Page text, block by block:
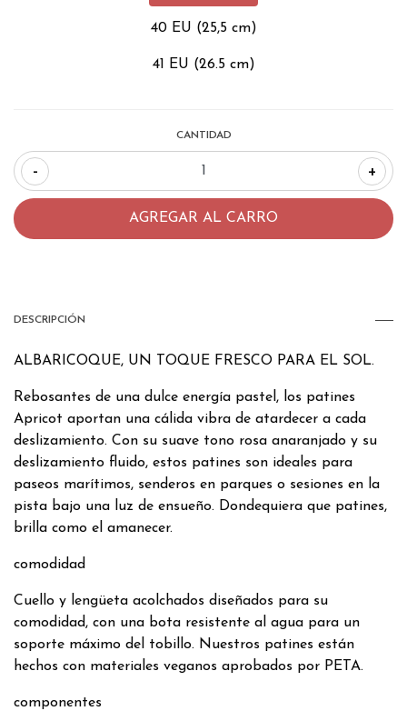
40 EU (25,5 cm)
41 EU (26.5 cm)
CANTIDAD
- +
DESCRIPCIÓN
ALBARICOQUE, UN TOQUE FRESCO PARA EL SOL.
Rebosantes de una dulce energía pastel, los patines
Apricot aportan una cálida vibra de atardecer a cada
deslizamiento. Con su suave tono rosa anaranjado y su
deslizamiento fluido, estos patines son ideales para
paseos marítimos, senderos en parques o sesiones en la
pista bajo una luz de ensueño. Dondequiera que patines,
brilla como el amanecer.
comodidad
Cuello y lengüeta acolchados diseñados para su
comodidad, con una bota resistente al agua para un
soporte máximo del tobillo. Nuestros patines están
hechos con materiales veganos aprobados por PETA.
componentes